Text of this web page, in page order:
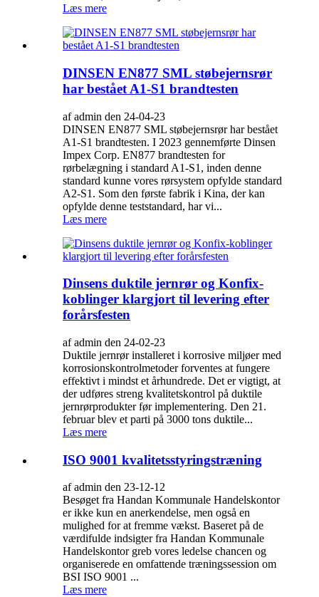
Læs mere
DINSEN EN877 SML støbejernsrør
har bestået A1-S1 brandtesten
af admin den 24-04-23
DINSEN EN877 SML støbejernsrør har bestået
A1-S1 brandtesten. I 2023 gennemførte Dinsen
Impex Corp. EN877 brandtesten for
rørbelægning i standard A1-S1, inden denne
standard kunne vores rørsystem opfylde standard
A2-S1. Som den første fabrik i Kina, der kan
opfylde denne teststandard, har vi...
Læs mere
Dinsens duktile jernrør og Konfix-
koblinger klargjort til levering efter
forårsfesten
af admin den 24-02-23
Duktile jernrør installeret i korrosive miljøer med
korrosionskontrolmetoder forventes at fungere
effektivt i mindst et århundrede. Det er vigtigt, at
der udføres streng kvalitetskontrol på duktile
jernrørprodukter før implementering. Den 21.
februar blev et parti på 3000 tons duktile...
Læs mere
ISO 9001 kvalitetsstyringstræning
af admin den 23-12-12
Besøget fra Handan Kommunale Handelskontor
er ikke kun en anerkendelse, men også en
mulighed for at fremme vækst. Baseret på de
værdifulde indsigter fra Handan Kommunale
Handelskontor greb vores ledelse chancen og
organiserede en omfattende træningssession om
BSI ISO 9001 ...
Læs mere